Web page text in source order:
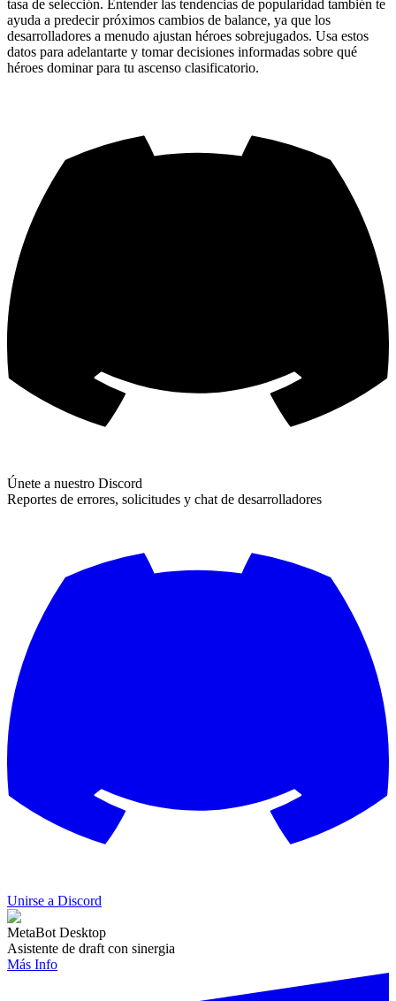
tasa de selección. Entender las tendencias de popularidad también te
ayuda a predecir próximos cambios de balance, ya que los
desarrolladores a menudo ajustan héroes sobrejugados. Usa estos
datos para adelantarte y tomar decisiones informadas sobre qué
héroes dominar para tu ascenso clasificatorio.
Únete a nuestro Discord
Reportes de errores, solicitudes y chat de desarrolladores
Unirse a Discord
MetaBot Desktop
Asistente de draft con sinergia
Más Info